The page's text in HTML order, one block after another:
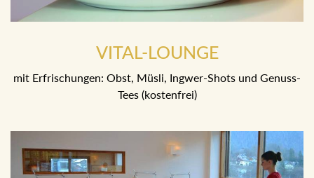
VITAL-LOUNGE
mit Erfrischungen: Obst, Müsli, Ingwer-Shots und Genuss-
Tees (kostenfrei)